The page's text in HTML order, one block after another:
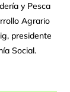
y Pesca
Agrario
presidente
Social.